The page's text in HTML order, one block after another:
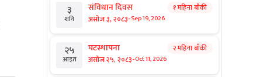
३
शनि
संविधान दिवस
असोज ३, २०८३-Sep 19, 2026
१ महिना बाँकी
२५
आइत
घटस्थापना
असोज २५, २०८३-Oct 11, 2026
२ महिना बाँकी